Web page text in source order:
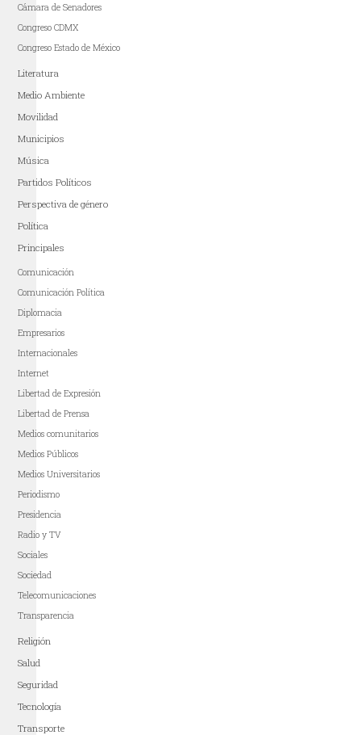
Cámara de Senadores
Congreso CDMX
Congreso Estado de México
Literatura
Medio Ambiente
Movilidad
Municipios
Música
Partidos Políticos
Perspectiva de género
Política
Principales
Comunicación
Comunicación Política
Diplomacia
Empresarios
Internacionales
Internet
Libertad de Expresión
Libertad de Prensa
Medios comunitarios
Medios Públicos
Medios Universitarios
Periodismo
Presidencia
Radio y TV
Sociales
Sociedad
Telecomunicaciones
Transparencia
Religión
Salud
Seguridad
Tecnología
Transporte